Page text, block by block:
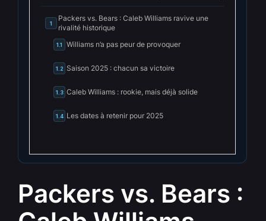
1
Packers vs. Bears : Caleb Williams ravive une
rivalité historique
1.1 Williams n’a pas peur de provoquer
1.2 Saison 2025 : chacun sa victoire
1.3 Caleb Williams : rookie, mais déjà solide
1.4 Les dates à retenir pour 2025
Packers vs. Bears :